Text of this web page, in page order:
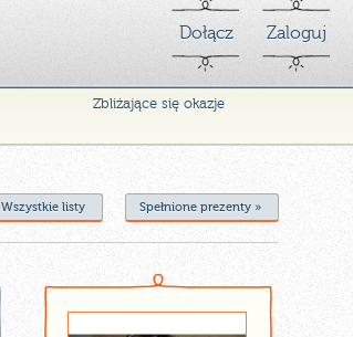
Dołącz Zaloguj
Zbliżające się okazje
Spełnione prezenty »
Wszystkie listy